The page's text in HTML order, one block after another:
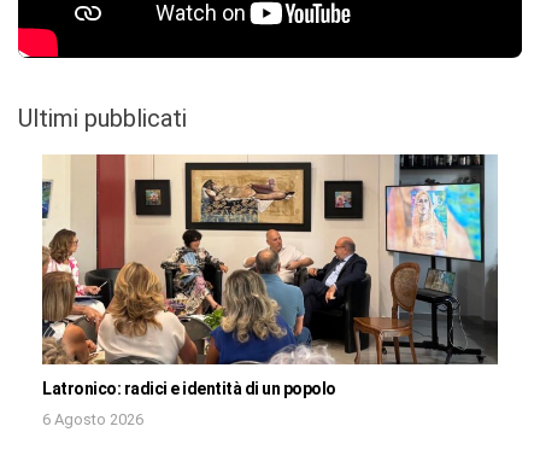
Ultimi pubblicati
Latronico: radici e identità di un popolo
6 Agosto 2026